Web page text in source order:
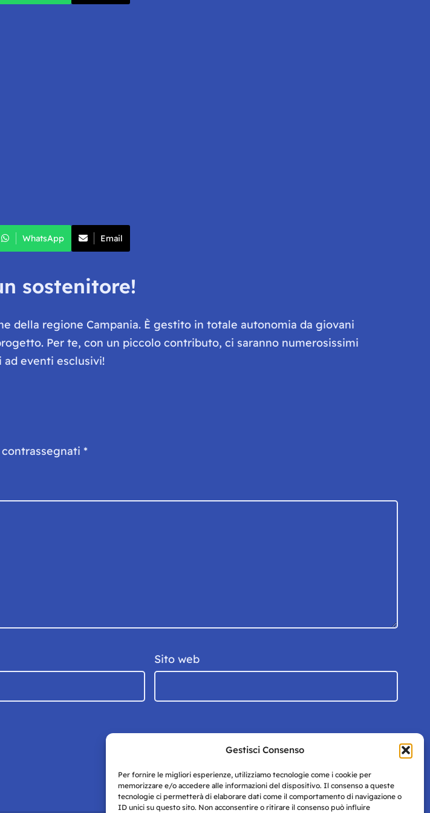
Gestisci Consenso
Per fornire le migliori esperienze, utilizziamo tecnologie come i cookie per
memorizzare e/o accedere alle informazioni del dispositivo. Il consenso a queste
tecnologie ci permetterà di elaborare dati come il comportamento di navigazione o
ID unici su questo sito. Non acconsentire o ritirare il consenso può influire
WhatsApp Email
sostenitore!
della regione Campania. È gestito in totale autonomia da giovani
Per te, con un piccolo contributo, ci saranno numerosissimi
eventi esclusivi!
*
Sito web